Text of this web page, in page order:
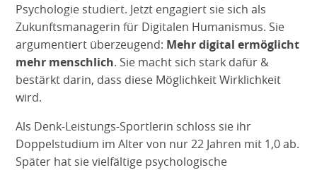
Psychologie studiert. Jetzt engagiert sie sich als
Zukunftsmanagerin für Digitalen Humanismus. Sie
argumentiert überzeugend: Mehr digital ermöglicht
mehr menschlich. Sie macht sich stark dafür &
bestärkt darin, dass diese Möglichkeit Wirklichkeit
wird.
Als Denk-Leistungs-Sportlerin schloss sie ihr
Doppelstudium im Alter von nur 22 Jahren mit 1,0 ab.
Später hat sie vielfältige psychologische